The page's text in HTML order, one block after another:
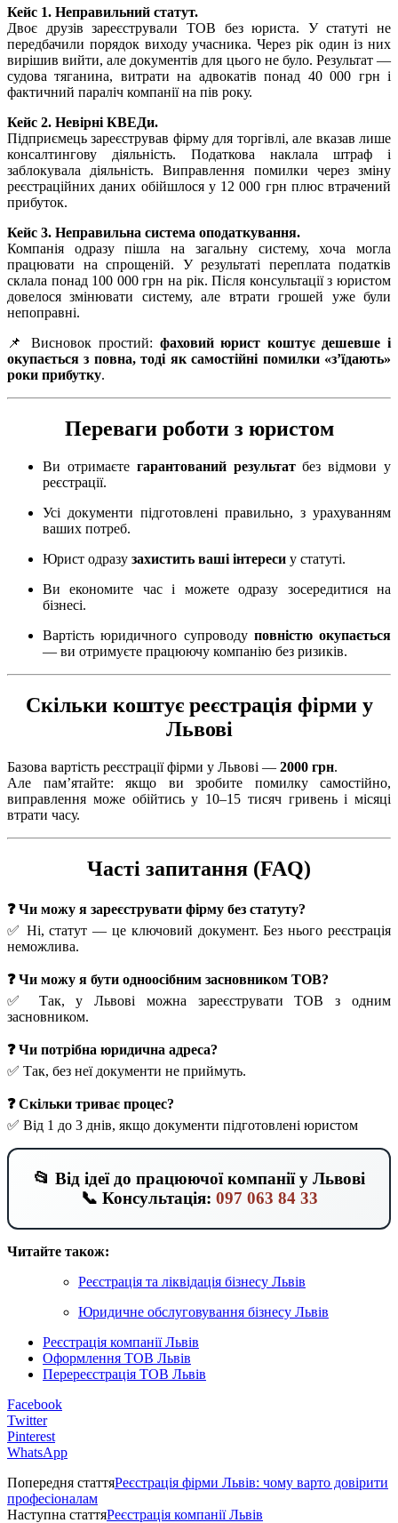
Кейс 1. Неправильний статут.
Двоє друзів зареєстрували ТОВ без юриста. У статуті не
передбачили порядок виходу учасника. Через рік один із них
вирішив вийти, але документів для цього не було. Результат —
судова тяганина, витрати на адвокатів понад 40 000 грн і
фактичний параліч компанії на пів року.
Кейс 2. Невірні КВЕДи.
Підприємець зареєстрував фірму для торгівлі, але вказав лише
консалтингову діяльність. Податкова наклала штраф і
заблокувала діяльність. Виправлення помилки через зміну
реєстраційних даних обійшлося у 12 000 грн плюс втрачений
прибуток.
Кейс 3. Неправильна система оподаткування.
Компанія одразу пішла на загальну систему, хоча могла
працювати на спрощеній. У результаті переплата податків
склала понад 100 000 грн на рік. Після консультації з юристом
довелося змінювати систему, але втрати грошей уже були
непоправні.
📌 Висновок простий: фаховий юрист коштує дешевше і
окупається з повна, тоді як самостійні помилки «з’їдають»
роки прибутку.
Переваги роботи з юристом
Ви отримаєте гарантований результатбез відмови у
реєстрації.
Усі документи підготовлені правильно, з урахуванням
ваших потреб.
Юрист одразу захистить ваші інтереси у статуті.
Ви економите час і можете одразу зосередитися на
бізнесі.
Вартість юридичного супроводу повністю окупається
— ви отримуєте працюючу компанію без ризиків.
Скільки коштує реєстрація фірми у
Львові
Базова вартість реєстрації фірми у Львові — 2000 грн.
Але пам’ятайте: якщо ви зробите помилку самостійно,
виправлення може обійтись у 10–15 тисяч гривень і місяці
втрати часу.
Часті запитання (FAQ)
❓ Чи можу я зареєструвати фірму без статуту?
✅ Ні, статут — це ключовий документ. Без нього реєстрація
неможлива.
❓ Чи можу я бути одноосібним засновником ТОВ?
✅ Так, у Львові можна зареєструвати ТОВ з одним
засновником.
❓ Чи потрібна юридична адреса?
✅ Так, без неї документи не приймуть.
❓ Скільки триває процес?
✅ Від 1 до 3 днів, якщо документи підготовлені юристом
📂 Від ідеї до працюючої компанії у Львові
📞 Консультація: 097 063 84 33
Читайте також:
Реєстрація та ліквідація бізнесу Львів
Юридичне обслуговування бізнесу Львів
Реєстрація компанії Львів
Оформлення ТОВ Львів
Перереєстрація ТОВ Львів
Facebook
Twitter
Pinterest
WhatsApp
Попередня статтяРеєстрація фірми Львів: чому варто довірити
професіоналам
Наступна статтяРеєстрація компанії Львів